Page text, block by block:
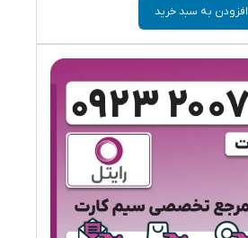
افزودن به سبد خرید